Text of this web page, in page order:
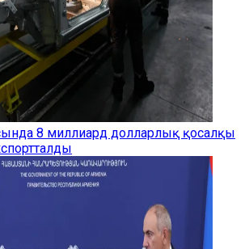
8 миллиард долларлық қосалқы